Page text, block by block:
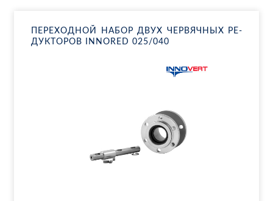
ПЕ­РЕ­ХОД­НОЙ НА­БОР ДВУХ ЧЕР­ВЯЧ­НЫХ РЕ­
ДУК­ТО­РОВ INNORED 025/040